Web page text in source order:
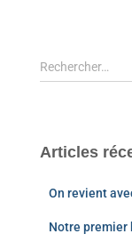
Rechercher…
Articles
On revient
Notre premier